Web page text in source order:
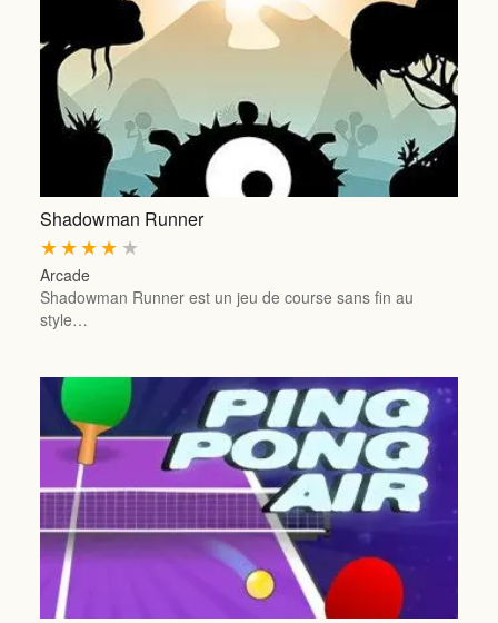
Shadowman Runner
★
★
★
★
★
Arcade
Shadowman Runner est un jeu de course sans fin au
style…